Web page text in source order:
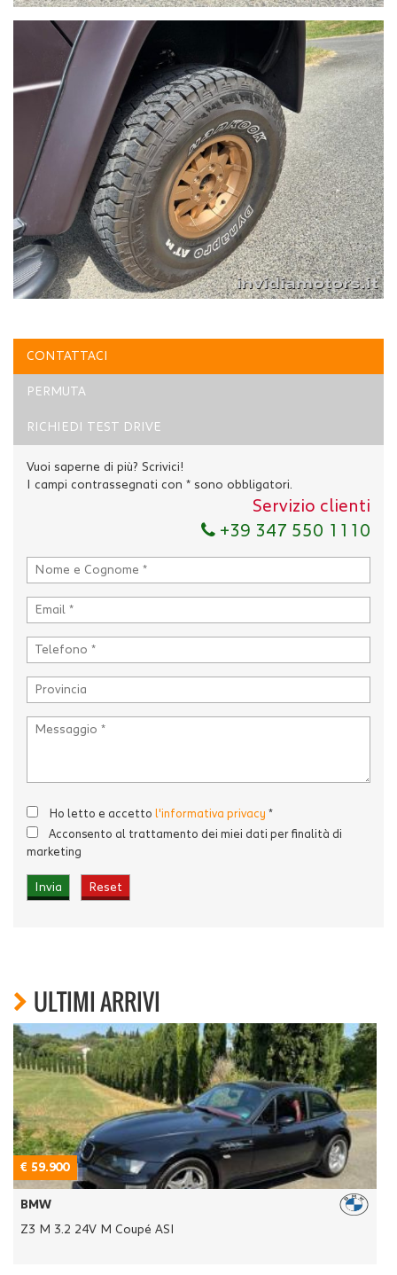
CONTATTACI
PERMUTA
RICHIEDI TEST DRIVE
Vuoi saperne di più? Scrivici!
I campi contrassegnati con * sono obbligatori.
Servizio clienti
+39 347 550 1110
Ho letto e accetto l'informativa privacy *
Acconsento al trattamento dei miei dati per finalità di
marketing
ULTIMI ARRIVI
€ 59.900
BMW
Z3 M 3.2 24V M Coupé ASI